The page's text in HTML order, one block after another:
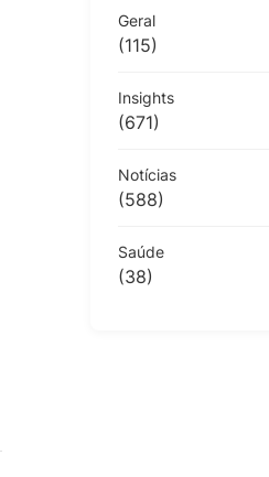
Geral
(115)
Insights
(671)
Notícias
(588)
Saúde
(38)